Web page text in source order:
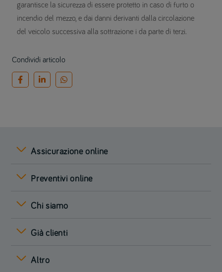
garantisce la sicurezza di essere protetto in caso di furto o
incendio del mezzo, e dai danni derivanti dalla circolazione
del veicolo successiva alla sottrazione i da parte di terzi.
Condividi articolo
Assicurazione online
Preventivi online
Chi siamo
Già clienti
Altro